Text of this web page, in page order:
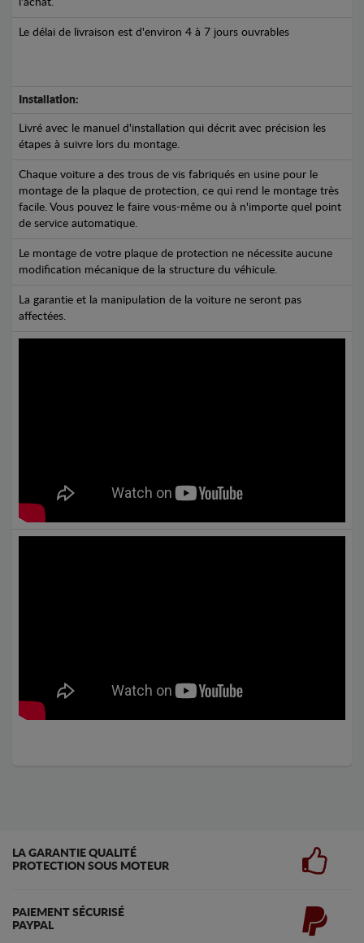
Le délai de livraison est d'environ 4 à 7 jours ouvrables
Installation:
Livré avec le manuel d'installation qui décrit avec précision les
étapes à suivre lors du montage.
Chaque voiture a des trous de vis fabriqués en usine pour le
montage de la plaque de protection, ce qui rend le montage très
facile. Vous pouvez le faire vous-même ou à n'importe quel point
de service automatique.
Le montage de votre plaque de protection ne nécessite aucune
modification mécanique de la structure du véhicule.
La garantie et la manipulation de la voiture ne seront pas
affectées.
LA GARANTIE QUALITÉ
PROTECTION SOUS MOTEUR
PAIEMENT SÉCURISÉ
PAYPAL